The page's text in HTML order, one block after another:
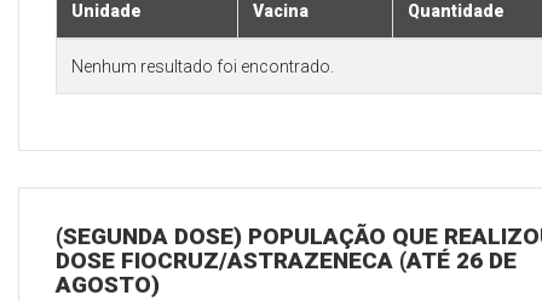
Unidade Vacina Quantidade
Nenhum resultado foi encontrado.
(SEGUNDA DOSE) POPULAÇÃO QUE
DOSE FIOCRUZ/ASTRAZENECA (ATÉ 26 DE
AGOSTO)